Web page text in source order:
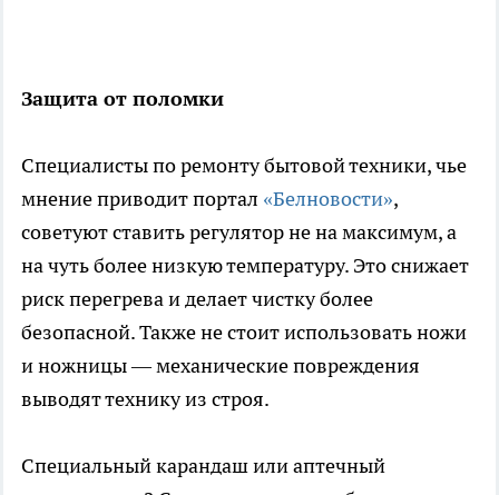
Защита от поломки
Специалисты по ремонту бытовой техники, чье
мнение приводит портал «Белновости»,
советуют ставить регулятор не на максимум, а
на чуть более низкую температуру. Это снижает
риск перегрева и делает чистку более
безопасной. Также не стоит использовать ножи
и ножницы — механические повреждения
выводят технику из строя.
Специальный карандаш или аптечный